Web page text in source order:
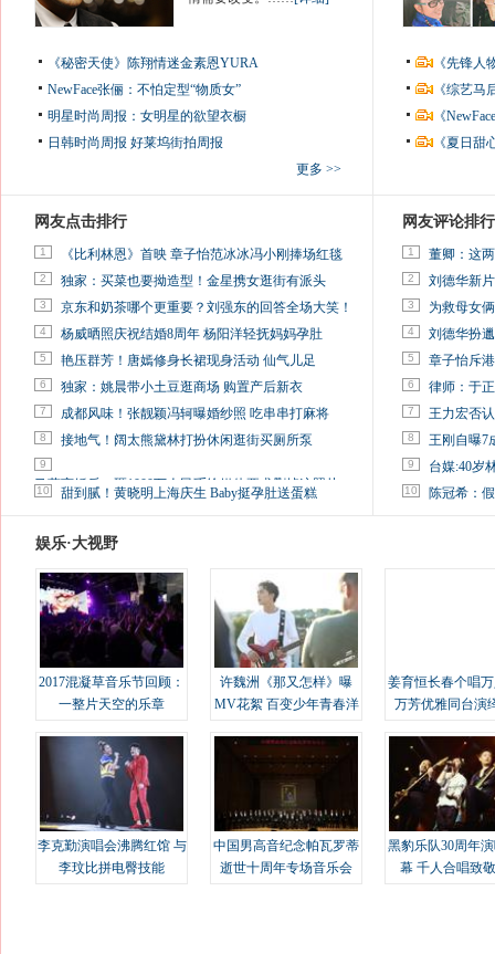
《秘密天使》陈翔情迷金素恩YURA
NewFace张俪：不怕定型“物质女”
明星时尚周报：女明星的欲望衣橱
日韩时尚周报 好莱坞街拍周报
更多 >>
《先锋
《综艺
《
《夏日
网友点击排行
1 《比利林恩》首映 章子怡范冰冰冯小刚捧场红毯
2 独家：买菜也要拗造型！金星携女逛街有派头
3 京东和奶茶哪个更重要？刘强东的回答全场大笑！
4 杨威晒照庆祝结婚8周年 杨阳洋轻抚妈妈孕肚
5 艳压群芳！唐嫣修身长裙现身活动 仙气儿足
6 独家：姚晨带小土豆逛商场 购置产后新衣
7 成都风味！张靓颖冯轲曝婚纱照 吃串串打麻将
8 接地气！阔太熊黛林打扮休闲逛街买厕所泵
9
马蓉离婚后，砸1000万人民币给媒体要求删掉这照片
10 甜到腻！黄晓明上海庆生 Baby挺孕肚送蛋糕
网友评论排行
1 董卿：这
2 刘德华新
3 为救母女
4 刘德华扮
5 章子怡斥
6 律师：于
7 王力宏否
8 王刚自曝7
9 台媒:40岁
10 陈冠希：
娱乐·大视野
2017混凝草音乐节回顾：
一整片天空的乐章
许魏洲《那又怎样》曝
MV花絮 百变少年青春洋
姜育恒长春个唱
万芳优雅同台演
李克勤演唱会沸腾红馆 与
李玟比拼电臀技能
中国男高音纪念帕瓦罗蒂
逝世十周年专场音乐会
黑豹乐队30周年
幕 千人合唱致